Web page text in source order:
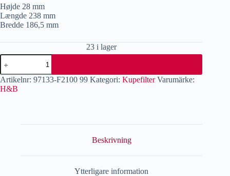
Højde 28 mm
Længde 238 mm
Bredde 186,5 mm
23 i lager
Artikelnr: 97133-F2100 99 Kategori: Kupefilter Varumärke:
H&B
Beskrivning
Ytterligare information